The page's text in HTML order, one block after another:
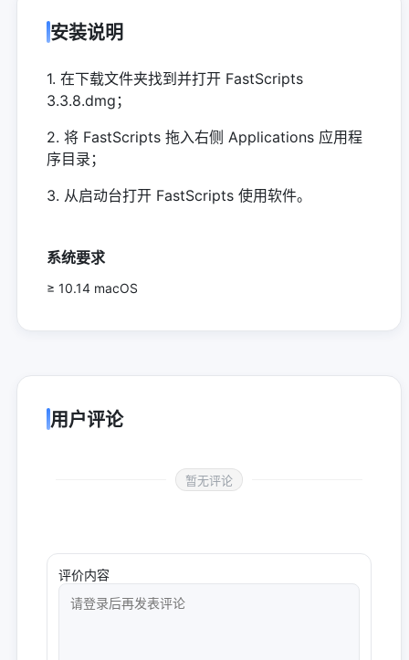
安装说明
1. 在下载文件夹找到并打开 FastScripts
3.3.8.dmg；
2. 将 FastScripts 拖入右侧 Applications 应用程
序目录；
3. 从启动台打开 FastScripts 使用软件。
系统要求
≥ 10.14 macOS
用户评论
暂无评论
评价内容